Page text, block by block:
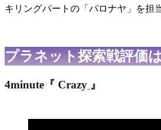
キリングパートの「パロナヤ」を担
プラネット探索戦評価
4minute『 Crazy 』